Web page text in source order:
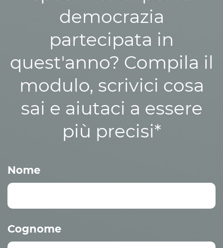
democrazia
partecipata in
quest'anno? Compila il
modulo, scrivici cosa
sai e aiutaci a essere
più precisi*
Nome
Cognome